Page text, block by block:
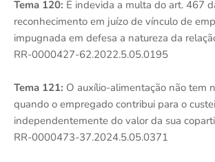
Tema 120: É indevida a multa do art. 467
reconhecimento em juízo de vínculo de
impugnada em defesa a natureza da
RR-0000427-62.2022.5.05.0195
Tema 121: O auxílio-alimentação não tem
quando o empregado contribui para o
independentemente do valor da sua
RR-0000473-37.2024.5.05.0371